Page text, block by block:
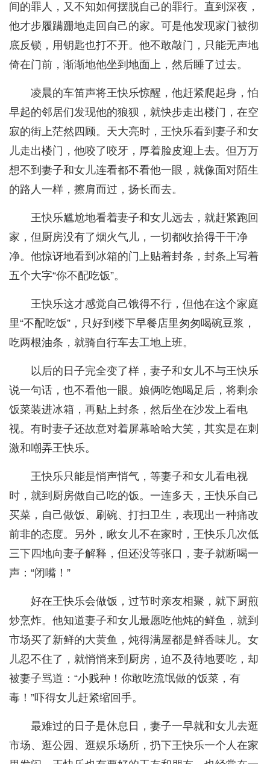
间的罪人，又不知如何摆脱自己的罪行。直到深夜，
他才步履蹒跚地走回自己的家。可是他发现家门被彻
底反锁，用钥匙也打不开。他不敢敲门，只能无声地
倚在门前，渐渐地他坐到地面上，然后睡了过去。
凌晨的车笛声将王快乐惊醒，他赶紧爬起身，怕
早起的邻居们发现他的狼狈，就快步走出楼门，在空
寂的街上茫然四顾。天大亮时，王快乐看到妻子和女
儿走出楼门，他咬了咬牙，厚着脸皮迎上去。但万万
想不到妻子和女儿连看都不看他一眼，就像面对陌生
的路人一样，擦肩而过，扬长而去。
王快乐尴尬地看着妻子和女儿远去，就赶紧跑回
家，但厨房没有了烟火气儿，一切都收拾得干干净
净。他惊讶地看到冰箱的门上贴着封条，封条上写着
五个大字“你不配吃饭”。
王快乐这才感觉自己饿得不行，但他在这个家庭
里“不配吃饭”，只好到楼下早餐店里匆匆喝碗豆浆，
吃两根油条，就骑自行车去工地上班。
以后的日子完全变了样，妻子和女儿不与王快乐
说一句话，也不看他一眼。娘俩吃饱喝足后，将剩余
饭菜装进冰箱，再贴上封条，然后坐在沙发上看电
视。有时妻子还故意对着屏幕哈哈大笑，其实是在刺
激和嘲弄王快乐。
王快乐只能是悄声悄气，等妻子和女儿看电视
时，就到厨房做自己吃的饭。一连多天，王快乐自己
买菜，自己做饭、刷碗、打扫卫生，表现出一种痛改
前非的态度。另外，瞅女儿不在家时，王快乐几次低
三下四地向妻子解释，但还没等张口，妻子就断喝一
声：“闭嘴！”
好在王快乐会做饭，过节时亲友相聚，就下厨煎
炒烹炸。他知道妻子和女儿最愿吃他炖的鲜鱼，就到
市场买了新鲜的大黄鱼，炖得满屋都是鲜香味儿。女
儿忍不住了，就悄悄来到厨房，迫不及待地要吃，却
被妻子骂道：“小贱种！你敢吃流氓做的饭菜，有
毒！”吓得女儿赶紧缩回手。
最难过的日子是休息日，妻子一早就和女儿去逛
市场、逛公园、逛娱乐场所，扔下王快乐一个人在家